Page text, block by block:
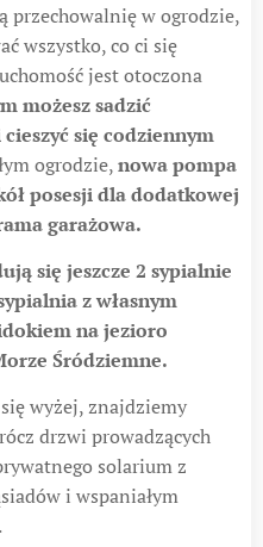
przechowalnię w ogrodzie,
wszystko, co ci się
jest otoczona
możesz sadzić
się codziennym
ogrodzie,nowa pompa
posesji dla dodatkowej
garażowa.
się jeszcze 2 sypialnie
z własnym
na jezioro
Śródziemne.
wyżej, znajdziemy
drzwi prowadzących
solarium z
i wspaniałym